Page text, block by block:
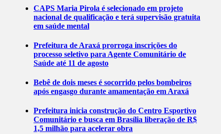
CAPS Maria Pirola é selecionado em projeto
nacional de qualificação e terá supervisão gratuita
em saúde mental
Prefeitura de Araxá prorroga inscrições do
processo seletivo para Agente Comunitário de
Saúde até 11 de agosto
Bebê de dois meses é socorrido pelos bombeiros
após engasgo durante amamentação em Araxá
Prefeitura inicia construção do Centro Esportivo
Comunitário e busca em Brasília liberação de R$
1,5 milhão para acelerar obra